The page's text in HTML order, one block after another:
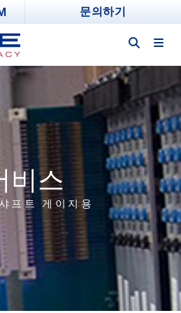
문의하기
비스
프트 게이지용